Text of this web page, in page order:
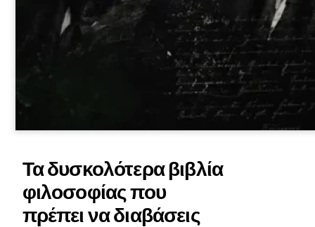
Τα δυσκολότερα βιβλία
φιλοσοφίας που
πρέπει να διαβάσεις